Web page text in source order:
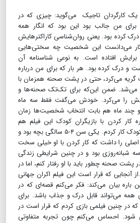
یک کارگردان تاجیک می‌گوید: چیزی که در
برای من جالب بود این بود که انگار همه
کرده بود. یعنی روان‌شناسی کاراکترهایش
می‌دانست این شخصیت چه سختی‌هایی
افتاده است. به نوعی شناسنامه آن
درک کرده بود. هر بار که برای من درباره
می‌کرد، حتی در پشت صحنه همزمان با
می‌شد. ضمن این‌که برای تک‌تک صحنه‌ها و
را می‌کرد. خودش می‌گفت فقط سه ماه
چند ماه هم بابت انتخاب شخصیت‌ها زمان
کار کردن با بازیگران کودک این فیلم هم
می‌گوید: من با دو بازیگر کودک کار کردم. یکی سن ۴-۵ سالگی بچه بود و
را داشت که کار کردن با او خیلی سخت
شبانه‌روزی بود و در چنین شرایطی زندگی
صحنه چطور باید با او رفتار کنم، اما در
آنجایی که قرار است این فیلم اکران جهانی
باره بیان می‌کند: فکر می‌کنم قصه‌ای که در
همه می‌تواند قابل درک و جذاب باشد. برای
در چنین فیلمی بازی کردم که قرار است در
شود. احساس می‌کنم چون تجربه متفاوتی